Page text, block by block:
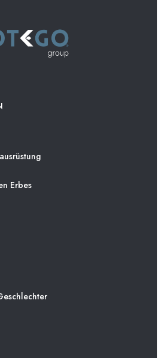
Erbes